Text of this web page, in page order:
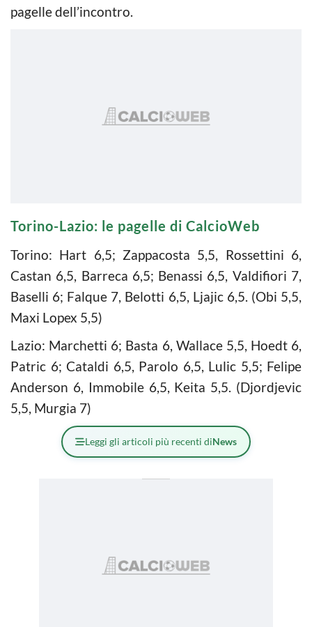
pagelle dell’incontro.
Torino-Lazio: le pagelle di CalcioWeb
Torino: Hart 6,5; Zappacosta 5,5, Rossettini 6,
Castan 6,5, Barreca 6,5; Benassi 6,5, Valdifiori 7,
Baselli 6; Falque 7, Belotti 6,5, Ljajic 6,5. (Obi 5,5,
Maxi Lopex 5,5)
Lazio: Marchetti 6; Basta 6, Wallace 5,5, Hoedt 6,
Patric 6; Cataldi 6,5, Parolo 6,5, Lulic 5,5; Felipe
Anderson 6, Immobile 6,5, Keita 5,5. (Djordjevic
5,5, Murgia 7)
Leggi gli articoli più recenti diNews